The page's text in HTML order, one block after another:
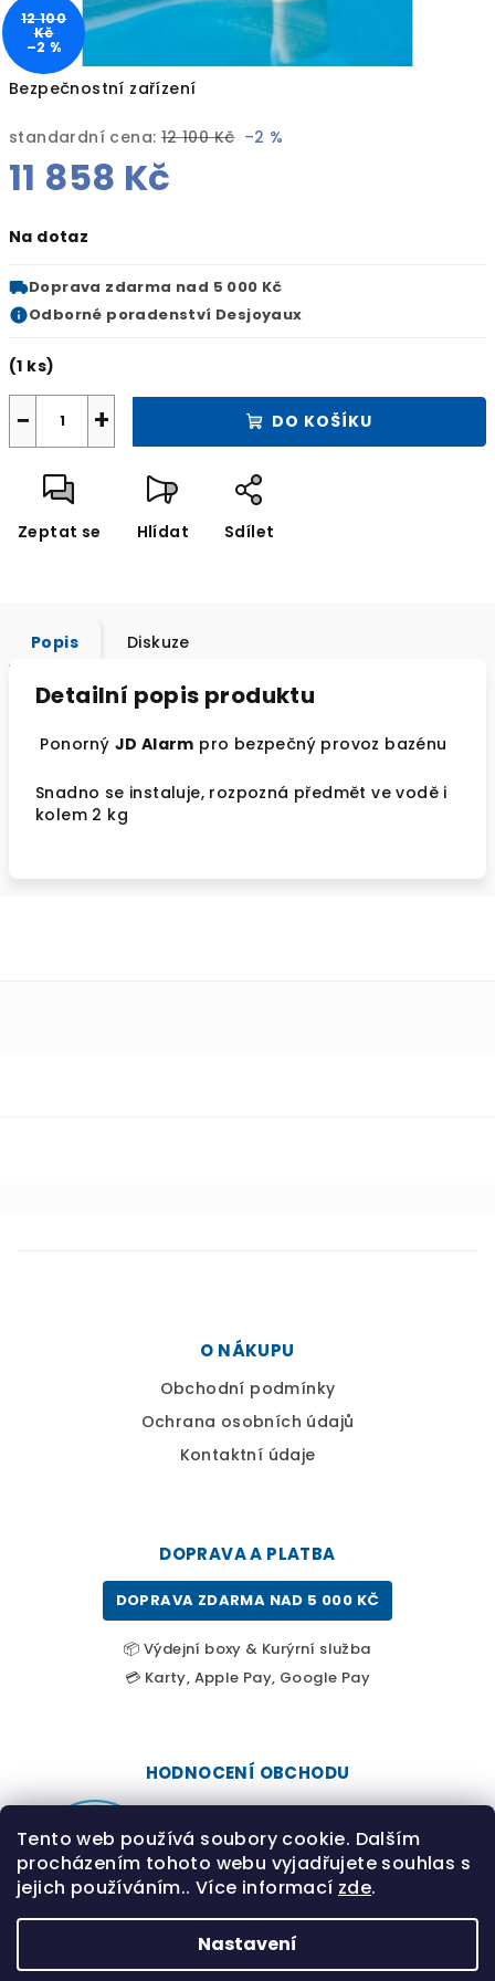
Tento web používá soubory cookie. Dalším
procházením tohoto webu vyjadřujete souhlas s
jejich používáním.. Více informací zde.
Nastavení
Bezpečnostní zařízení
standardní cena: 12 100 Kč –2 %
11 858 Kč
cena:
Na dotaz
Doprava zdarma nad 5 000 Kč
Odborné poradenství Desjoyaux
(1 ks)
+
− DO KOŠÍKU
Zeptat se Hlídat Sdílet
12 100
Kč
–2 %
Popis Diskuze
Detailní popis produktu
Ponorný JD Alarm pro bezpečný provoz bazénu
Snadno se instaluje, rozpozná předmět ve vodě i
kolem 2 kg
O NÁKUPU
Obchodní podmínky
Ochrana osobních údajů
Kontaktní údaje
DOPRAVA A PLATBA
DOPRAVA ZDARMA NAD 5 000 KČ
📦 Výdejní boxy & Kurýrní služba
💳 Karty, Apple Pay, Google Pay
HODNOCENÍ OBCHODU
Bezpečná platba • Rychlé doručení • Odborné
poradenství Desjoyaux